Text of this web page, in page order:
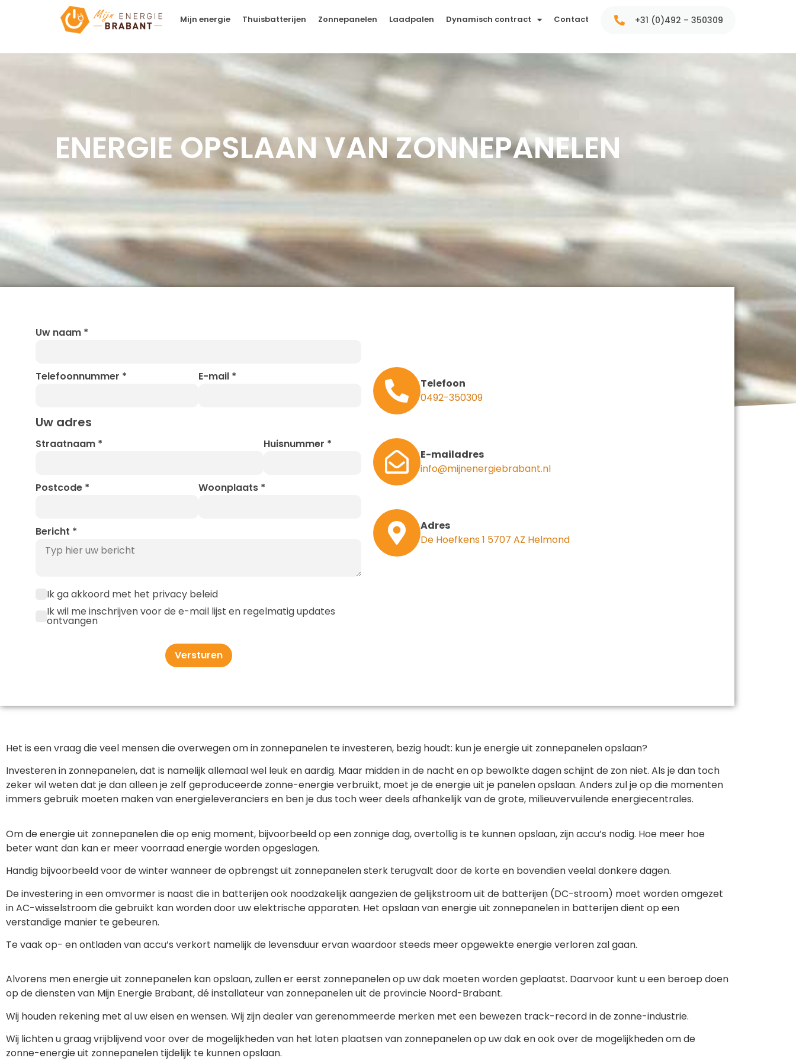
Mijn energie Thuisbatterijen Zonnepanelen Laadpalen Dynamisch contract Contact +31 (0)492 – 350309
ENERGIE OPSLAAN VAN ZONNEPANELEN
Uw naam *
Telefoonnummer * E-mail *
Uw adres
Straatnaam * Huisnummer *
Postcode * Woonplaats *
Bericht *
Ik ga akkoord met het privacy beleid
Ik wil me inschrijven voor de e-mail lijst en regelmatig updates
ontvangen
Versturen
Telefoon
0492-350309
E-mailadres
info@mijnenergiebrabant.nl
Adres
De Hoefkens 1 5707 AZ Helmond
Het is een vraag die veel mensen die overwegen om in zonnepanelen te investeren, bezig houdt: kun je energie uit zonnepanelen opslaan?
Investeren in zonnepanelen, dat is namelijk allemaal wel leuk en aardig. Maar midden in de nacht en op bewolkte dagen schijnt de zon niet. Als je dan toch
zeker wil weten dat je dan alleen je zelf geproduceerde zonne-energie verbruikt, moet je de energie uit je panelen opslaan. Anders zul je op die momenten
immers gebruik moeten maken van energieleveranciers en ben je dus toch weer deels afhankelijk van de grote, milieuvervuilende energiecentrales.
Om de energie uit zonnepanelen die op enig moment, bijvoorbeeld op een zonnige dag, overtollig is te kunnen opslaan, zijn accu’s nodig. Hoe meer hoe
beter want dan kan er meer voorraad energie worden opgeslagen.
Handig bijvoorbeeld voor de winter wanneer de opbrengst uit zonnepanelen sterk terugvalt door de korte en bovendien veelal donkere dagen.
De investering in een omvormer is naast die in batterijen ook noodzakelijk aangezien de gelijkstroom uit de batterijen (DC-stroom) moet worden omgezet
in AC-wisselstroom die gebruikt kan worden door uw elektrische apparaten. Het opslaan van energie uit zonnepanelen in batterijen dient op een
verstandige manier te gebeuren.
Te vaak op- en ontladen van accu’s verkort namelijk de levensduur ervan waardoor steeds meer opgewekte energie verloren zal gaan.
Alvorens men energie uit zonnepanelen kan opslaan, zullen er eerst zonnepanelen op uw dak moeten worden geplaatst. Daarvoor kunt u een beroep doen
op de diensten van Mijn Energie Brabant, dé installateur van zonnepanelen uit de provincie Noord-Brabant.
Wij houden rekening met al uw eisen en wensen. Wij zijn dealer van gerenommeerde merken met een bewezen track-record in de zonne-industrie.
Wij lichten u graag vrijblijvend voor over de mogelijkheden van het laten plaatsen van zonnepanelen op uw dak en ook over de mogelijkheden om de
zonne-energie uit zonnepanelen tijdelijk te kunnen opslaan.